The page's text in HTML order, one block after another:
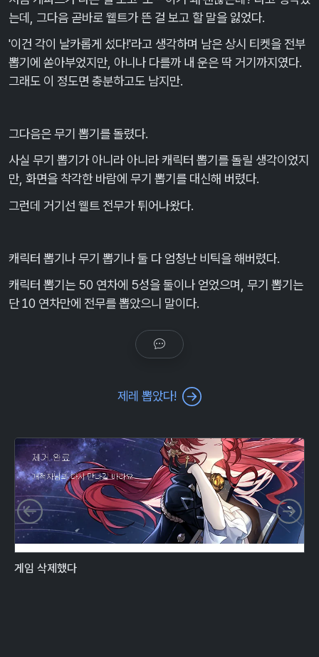
는데, 그다음 곧바로 웰트가 뜬 걸 보고 할 말을 잃었다.
'이건 각이 날카롭게 섰다!'라고 생각하며 남은 상시 티켓을 전부
뽑기에 쏟아부었지만, 아니나 다를까 내 운은 딱 거기까지였다.
그래도 이 정도면 충분하고도 남지만.
그다음은 무기 뽑기를 돌렸다.
사실 무기 뽑기가 아니라 아니라 캐릭터 뽑기를 돌릴 생각이었지
만, 화면을 착각한 바람에 무기 뽑기를 대신해 버렸다.
그런데 거기선 웰트 전무가 튀어나왔다.
캐릭터 뽑기나 무기 뽑기나 둘 다 엄청난 비틱을 해버렸다.
캐릭터 뽑기는 50 연차에 5성을 둘이나 얻었으며, 무기 뽑기는
단 10 연차만에 전무를 뽑았으니 말이다.
제레 뽑았다!
게임 삭제했다
이전 슬라이드 다